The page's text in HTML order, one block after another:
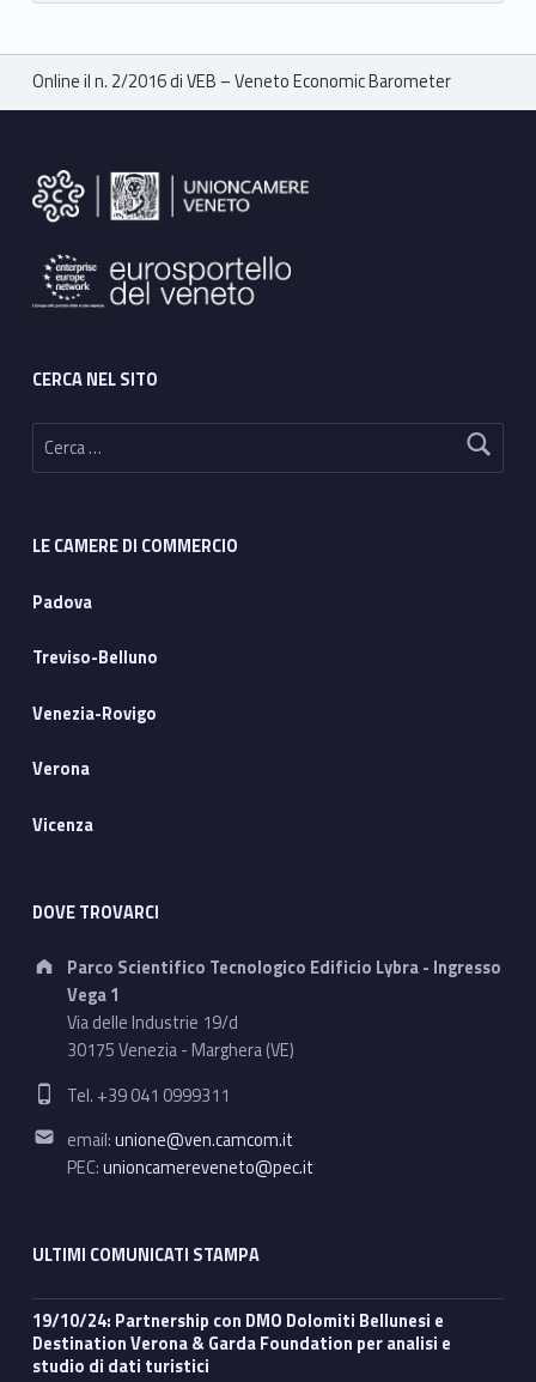
Breadcrumbs navigation
Online il n. 2/2016 di VEB – Veneto Economic Barometer
CERCA NEL SITO
Ricerca per:
LE CAMERE DI COMMERCIO
Padova
Treviso-Belluno
Venezia-Rovigo
Verona
Vicenza
DOVE TROVARCI
Address:
Parco Scientifico Tecnologico Edificio Lybra - Ingresso
Vega 1
Via delle Industrie 19/d
30175 Venezia - Marghera (VE)
Phone number:
Tel. +39 041 0999311
Email address:
email:unione@ven.camcom.it
PEC:unioncamereveneto@pec.it
ULTIMI COMUNICATI STAMPA
19/10/24: Partnership con DMO Dolomiti Bellunesi e
Destination Verona & Garda Foundation per analisi e
studio di dati turistici